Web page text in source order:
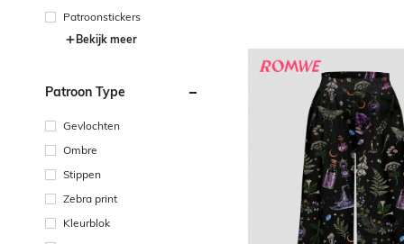
Patroonstickers
Bekijk meer
Patroon Type
Gevlochten
Ombre
Stippen
Zebra print
Kleurblok